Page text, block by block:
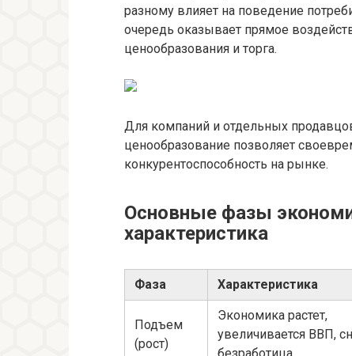
разному влияет на поведение
очередь оказывает прямое
ценообразования и торга.
Для компаний и отдельных
ценообразование позволяет
конкурентоспособность на рынке.
Основные фазы
характеристика
Фаза Характеристика
Подъем
(рост)
Экономика растет,
увеличивается ВВП,